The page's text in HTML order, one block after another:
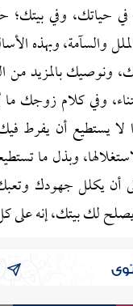
في حياتك، وفي
والسآمة، وبهذه
ونوصيك بالمزيد من
وفي كلام زوجك
لا يستطيع أن يفرط
وبذل ما
أن يكلل جهودك
لك بيتك، إنه على